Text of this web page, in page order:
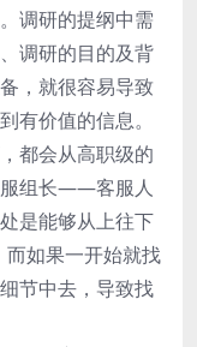
调研的提纲中需
调研的目的及背
，就很容易导致
有价值的信息。
都会从高职级的
组长——客服人
是能够从上往下
而如果一开始就找
节中去，导致找